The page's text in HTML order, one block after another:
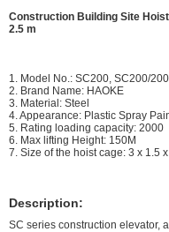
Construction Building Site
2.5 m
1. Model No.: SC200, SC200/200
2. Brand Name: HAOKE
3. Material: Steel
4. Appearance: Plastic Spray
5. Rating loading capacity: 2000
6. Max lifting Height: 150M
7. Size of the hoist cage: 3 x 1.5
Description:
SC series construction elevator,